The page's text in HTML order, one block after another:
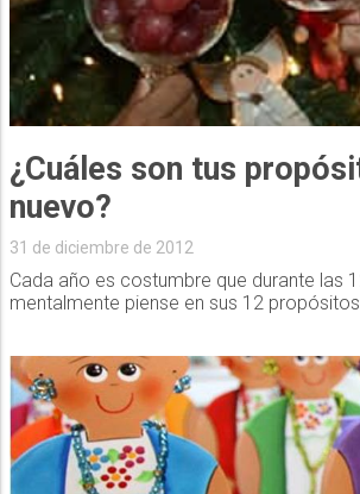
¿Cuáles son tus
nuevo?
31 de diciembre de 2012
Cada año es costumbre que durante las
mentalmente piense en sus 12